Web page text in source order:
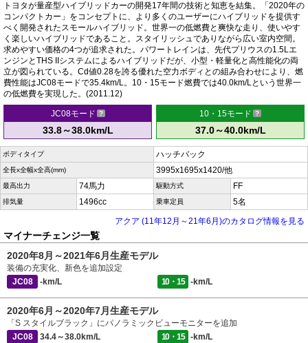
トヨタが量産型ハイブリッドカーの開発17年間の技術と知恵を結集。「2020年の
コンパクトカー」をコンセプトに、より多くのユーザーにハイブリッドを提供す
べく開発されたスモールハイブリッド。世界一の低燃費と爽快な走り、使いやす
く楽しいハイブリッドであること。スタイリッシュでありながら広い室内空間。
求めやすい価格の4つが追求された。パワートレインは、先代プリウスの1.5Lエ
ンジンとTHS IIシステムによるハイブリッドだが、小型・軽量化と高性能化の両
立が図られている。Cd値0.28を誇る優れた空力ボディとの組み合わせにより、燃
費性能はJC08モードで35.4km/L。10・15モード燃費では40.0km/Lという世界一
の低燃費を実現した。(2011.12)
JC08モード
33.8～38.0km/L
10・15モード
37.0～40.0km/L
ボディタイプ ハッチバック
全長x全幅x全高(mm) 3995x1695x1420/他
最高出力 74馬力 駆動方式 FF
排気量 1496cc 乗車定員
5名
アクア (11年12月～21年6月)のカタログ情報を見る
マイナーチェンジ一覧
2020年8月～2021年6月生産モデル
装備の充実化、新色を追加設定
JC08
-km/L 10・15 -km/L
2020年6月～2020年7月生産モデル
「S スタイルブラック」にパノラミックビューモニターを追加
JC08
34.4～38.0km/L 10・15 -km/L